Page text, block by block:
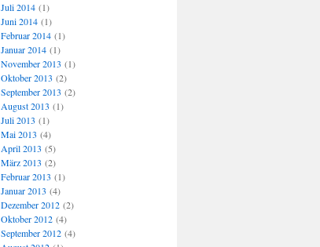
Juli 2014(1)
Juni 2014(1)
Februar 2014(1)
Januar 2014(1)
November 2013 (1)
Oktober 2013 (2)
September 2013 (2)
August 2013 (1)
Juli 2013 (1)
Mai 2013 (4)
April 2013 (5)
März 2013 (2)
Februar 2013 (1)
Januar 2013 (4)
Dezember 2012(2)
Oktober 2012(4)
September 2012(4)